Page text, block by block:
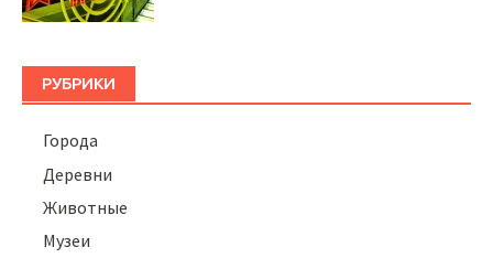
РУБРИКИ
Города
Деревни
Животные
Музеи